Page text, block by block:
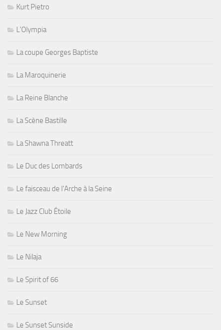
Kurt Pietro
L'Olympia
La coupe Georges Baptiste
La Maroquinerie
La Reine Blanche
La Scène Bastille
La Shawna Threatt
Le Duc des Lombards
Le faisceau de l'Arche à la Seine
Le Jazz Club Étoile
Le New Morning
Le Nilaja
Le Spirit of 66
Le Sunset
Le Sunset Sunside